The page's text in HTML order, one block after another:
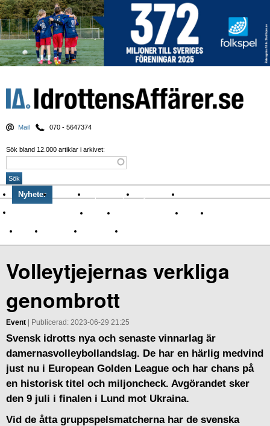
Mail 070 - 5647374
Sök bland 12.000 artiklar i arkivet:
Nyheter Krönikor Sport & spel Nyhetsbrev
Om Idrottens Affärer
Affärer I spåren av Corona Arena
Namn Sponsring TV-nyheter
Volleytjejernas verkliga
genombrott
Event | Publicerad: 2023-06-29 21:25
Svensk idrotts nya och senaste vinnarlag är
damernasvolleybollandslag. De har en härlig medvind
just nu i European Golden League och har chans på
en historisk titel och miljoncheck. Avgörandet sker
den 9 juli i finalen i Lund mot Ukraina.
Vid de åtta gruppspelsmatcherna har de svenska